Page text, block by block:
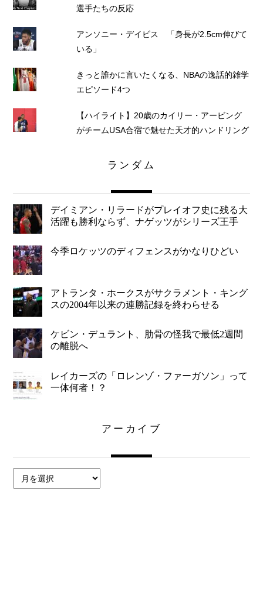
選手たちの反応
アンソニー・デイビス 「身長が2.5cm伸びて
いる」
きっと誰かに言いたくなる、NBAの逸話的雑学
エピソード4つ
【ハイライト】20歳のカイリー・アービング
がチームUSA合宿で魅せた天才的ハンドリング
ランダム
デイミアン・リラードがプレイオフ史に残る大
活躍も勝利ならず、ナゲッツがシリーズ王手
今季ロケッツのディフェンスがかなりひどい
アトランタ・ホークスがサクラメント・キング
スの2004年以来の連勝記録を終わらせる
ケビン・デュラント、肋骨の怪我で最低2週間
の離脱へ
レイカーズの「ロレンゾ・ファーガソン」って
一体何者！？
アーカイブ
ー